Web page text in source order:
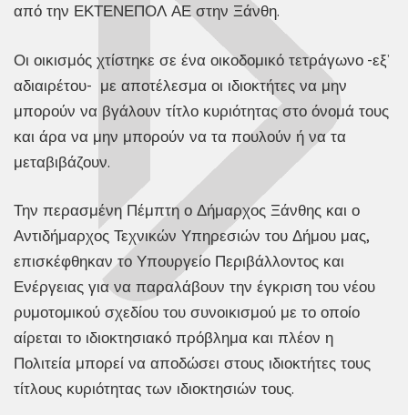
από την ΕΚΤΕΝΕΠΟΛ ΑΕ στην Ξάνθη.
Οι οικισμός χτίστηκε σε ένα οικοδομικό τετράγωνο -εξ’
αδιαιρέτου- με αποτέλεσμα οι ιδιοκτήτες να μην
μπορούν να βγάλουν τίτλο κυριότητας στο όνομά τους
και άρα να μην μπορούν να τα πουλούν ή να τα
μεταβιβάζουν.
Την περασμένη Πέμπτη ο Δήμαρχος Ξάνθης και ο
Αντιδήμαρχος Τεχνικών Υπηρεσιών του Δήμου μας,
επισκέφθηκαν το Υπουργείο Περιβάλλοντος και
Ενέργειας για να παραλάβουν την έγκριση του νέου
ρυμοτομικού σχεδίου του συνοικισμού με το οποίο
αίρεται το ιδιοκτησιακό πρόβλημα και πλέον η
Πολιτεία μπορεί να αποδώσει στους ιδιοκτήτες τους
τίτλους κυριότητας των ιδιοκτησιών τους.